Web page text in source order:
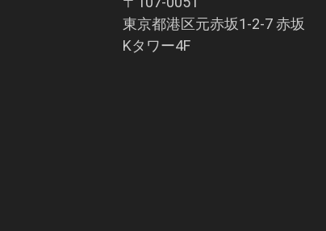
東京都港区元赤坂1-2-7 赤坂
Kタワー4F